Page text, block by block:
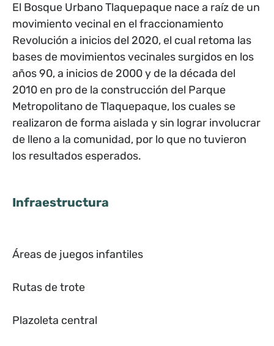
El Bosque Urbano Tlaquepaque nace a raíz de un
movimiento vecinal en el fraccionamiento
Revolución a inicios del 2020, el cual retoma las
bases de movimientos vecinales surgidos en los
años 90, a inicios de 2000 y de la década del
2010 en pro de la construcción del Parque
Metropolitano de Tlaquepaque, los cuales se
realizaron de forma aislada y sin lograr involucrar
de lleno a la comunidad, por lo que no tuvieron
los resultados esperados.
Infraestructura
Áreas de juegos infantiles
Rutas de trote
Plazoleta central